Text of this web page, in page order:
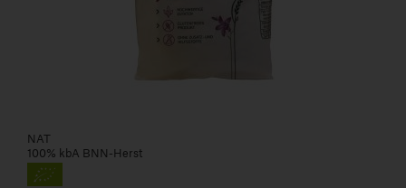
NAT
100% kbA BNN-Herst